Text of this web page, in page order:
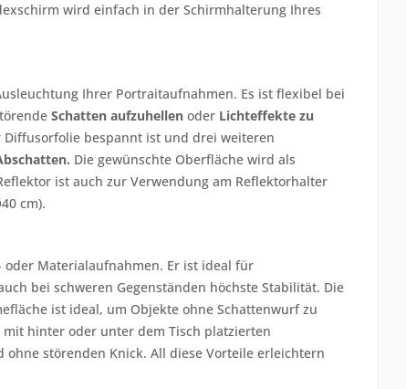
wird einfach in der Schirmhalterung Ihres
Ihrer Portraitaufnahmen. Es ist flexibel bei
Schatten aufzuhellen oder Lichteffekte zu
bespannt ist und drei weiteren
Die gewünschte Oberfläche wird als
ist auch zur Verwendung am Reflektorhalter
cm).
Materialaufnahmen. Er ist ideal für
bei schweren Gegenständen höchste Stabilität. Die
ist ideal, um Objekte ohne Schattenwurf zu
hinter oder unter dem Tisch platzierten
störenden Knick. All diese Vorteile erleichtern